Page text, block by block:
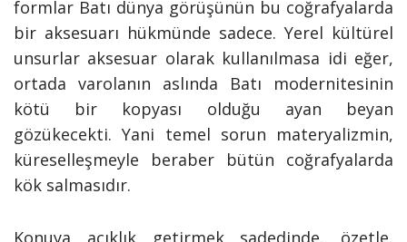
formlar Batı dünya görüşünün bu coğrafyalarda
bir aksesuarı hükmünde sadece. Yerel kültürel
unsurlar aksesuar olarak kullanılmasa idi eğer,
ortada varolanın aslında Batı modernitesinin
kötü bir kopyası olduğu ayan beyan
gözükecekti. Yani temel sorun materyalizmin,
küreselleşmeyle beraber bütün coğrafyalarda
kök salmasıdır.
Konuya açıklık getirmek sadedinde, özetle,